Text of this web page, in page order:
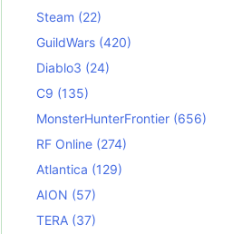
Steam (22)
GuildWars (420)
Diablo3 (24)
C9 (135)
MonsterHunterFrontier (656)
RF Online (274)
Atlantica (129)
AION (57)
TERA (37)